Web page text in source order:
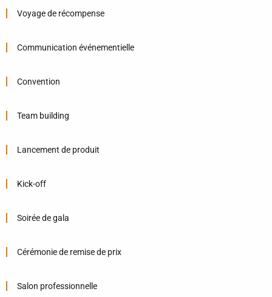
Voyage de récompense
Communication événementielle
Convention
Team building
Lancement de produit
Kick-off
Soirée de gala
Cérémonie de remise de prix
Salon professionnelle